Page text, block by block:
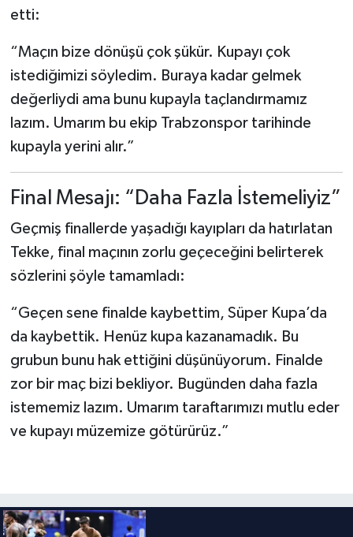
etti:
“Maçın bize dönüşü çok şükür. Kupayı çok
istediğimizi söyledim. Buraya kadar gelmek
değerliydi ama bunu kupayla taçlandırmamız
lazım. Umarım bu ekip Trabzonspor tarihinde
kupayla yerini alır.”
Final Mesajı: “Daha Fazla İstemeliyiz”
Geçmiş finallerde yaşadığı kayıpları da hatırlatan
Tekke, final maçının zorlu geçeceğini belirterek
sözlerini şöyle tamamladı:
“Geçen sene finalde kaybettim, Süper Kupa’da
da kaybettik. Henüz kupa kazanamadık. Bu
grubun bunu hak ettiğini düşünüyorum. Finalde
zor bir maç bizi bekliyor. Bugünden daha fazla
istememiz lazım. Umarım taraftarımızı mutlu eder
ve kupayı müzemize götürürüz.”